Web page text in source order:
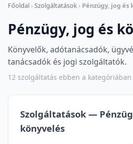
Főoldal ›Szolgáltatások › Pénzügy, jog és
Pénzügy, jog és
Könyvelők, adótanácsadók,
tanácsadók és jogi szolgáltatók.
12 szolgáltatás ebben a kategóriában
Szolgáltatások —
könyvelés